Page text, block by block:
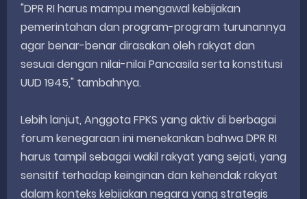
"DPR RI harus mampu mengawal kebijakan
pemerintahan dan program-program turunannya
agar benar-benar dirasakan oleh rakyat dan
sesuai dengan nilai-nilai Pancasila serta konstitusi
UUD 1945," tambahnya.
Lebih lanjut, Anggota FPKS yang aktiv di berbagai
forum kenegaraan ini menekankan bahwa DPR RI
harus tampil sebagai wakil rakyat yang sejati, yang
sensitif terhadap keinginan dan kehendak rakyat
dalam konteks kebijakan negara yang strategis